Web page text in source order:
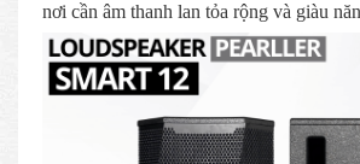
nơi cần âm thanh lan tỏa rộng và giàu